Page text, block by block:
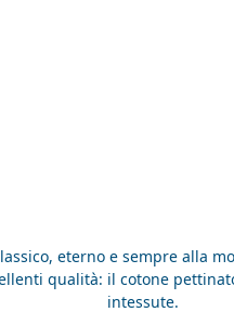
eterno e sempre alla
qualità: il cotone
intessute.